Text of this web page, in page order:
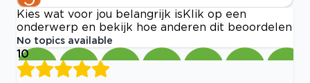
Kies wat voor jou belangrijk is Klik op een
onderwerp en bekijk hoe anderen dit beoordelen
No topics available
10